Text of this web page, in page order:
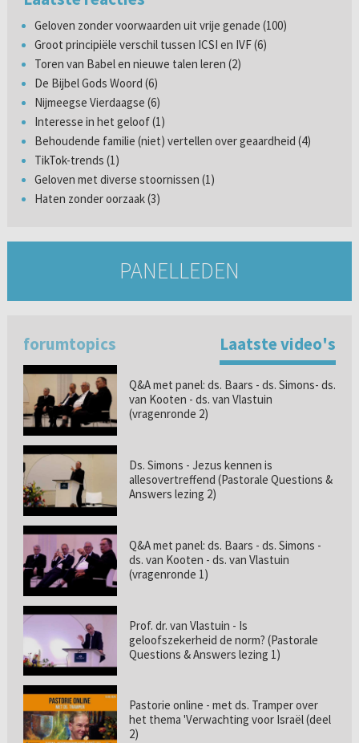
Geloven zonder voorwaarden uit vrije genade (100)
Groot principiële verschil tussen ICSI en IVF (6)
Toren van Babel en nieuwe talen leren (2)
De Bijbel Gods Woord (6)
Nijmeegse Vierdaagse (6)
Interesse in het geloof (1)
Behoudende familie (niet) vertellen over geaardheid (4)
TikTok-trends (1)
Geloven met diverse stoornissen (1)
Haten zonder oorzaak (3)
PANELLEDEN
forumtopics Laatste video's
Q&A met panel: ds. Baars - ds. Simons- ds.
van Kooten - ds. van Vlastuin
(vragenronde 2)
Ds. Simons - Jezus kennen is
allesovertreffend (Pastorale Questions &
Answers lezing 2)
Q&A met panel: ds. Baars - ds. Simons -
ds. van Kooten - ds. van Vlastuin
(vragenronde 1)
Prof. dr. van Vlastuin - Is
geloofszekerheid de norm? (Pastorale
Questions & Answers lezing 1)
Pastorie online - met ds. Tramper over
het thema 'Verwachting voor Israël (deel
2)